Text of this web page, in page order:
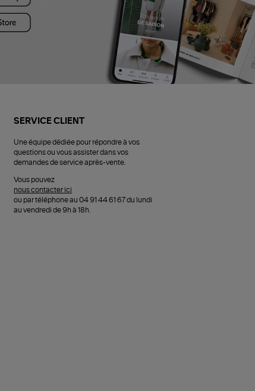
SERVICE CLIENT
Une équipe dédiée pour répondre à vos
questions ou vous assister dans vos
demandes de service après-vente.
Vous pouvez
nous contacter ici
ou par téléphone au 04 91 44 61 67 du lundi
au vendredi de 9h à 18h.